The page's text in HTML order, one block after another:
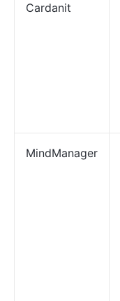
Cardanit
MindManager